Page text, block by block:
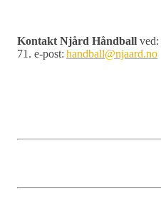
Kontakt Njård Håndball ved:
71. e-post: handball@njaard.no